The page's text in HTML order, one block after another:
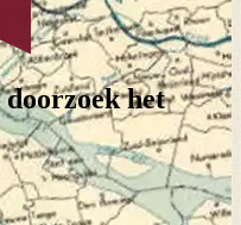
doorzoek het